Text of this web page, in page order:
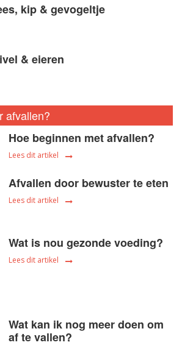
kip & gevogeltje
& eieren
afvallen?
Hoe beginnen met afvallen?
Lees dit artikel
Afvallen door bewuster te eten
Lees dit artikel
Wat is nou gezonde voeding?
Lees dit artikel
Wat kan ik nog meer doen om
af te vallen?